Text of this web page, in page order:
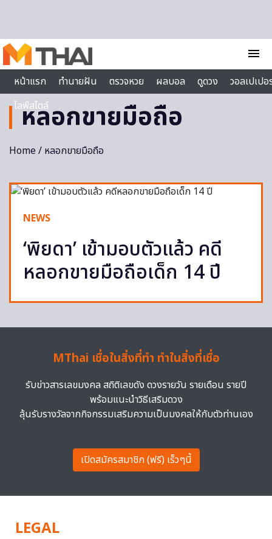
menu
หน้าแรก
ทำนายฝัน ตรวจหวย ผลบอล ดูดวง
วอลเปเป
ไลฟ์สไตล์
หลอกขายมือถือ
Home/ หลอกขายมือถือ
NEWS
‘พิยดา’ เข้ามอบตัวแล้ว คดี
หลอกขายมือถือเด็ก 14 ปี
MThai เชื่อในสิ่งที่ทำ ทำในสิ่งที่เชื่อ
รับข่าวสารเลขมงคล สถิติเลขดัง ดวงรายวัน รายเดือน รายปี
พร้อมแนะนำวิธีเสริมดวง
ลุ้นรับรางวัลจากกิจกรรมเสริมความเป็นมงคลให้กับตัวท่านเอง
เปิดสมัครสมาชิก (ฟรี) เร็วๆนี้
LEGAL